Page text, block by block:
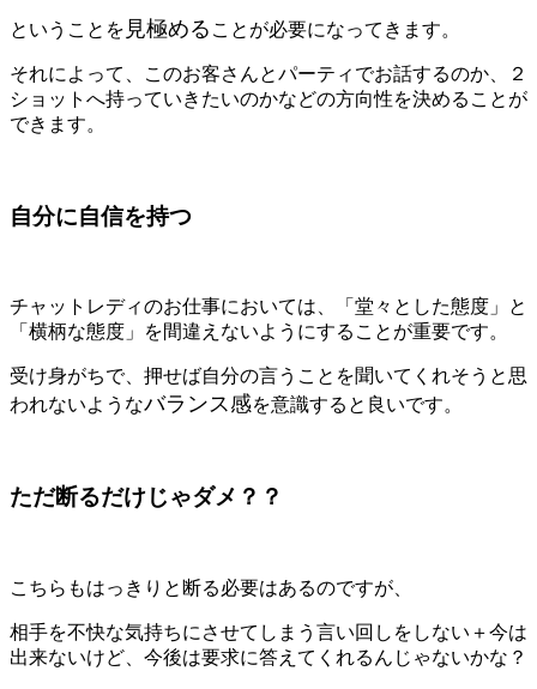
ということを 見極める ことが必要になってきます。
それによって、このお客さんとパーティでお話するのか、２
ショットへ持っていきたいのかなどの方向性を決めることが
できます。
自分に自信を持つ
チャットレディのお仕事においては、「堂々とした態度」と
「横柄な態度」を間違えないようにすることが重要です。
受け身がちで、押せば自分の言うことを聞いてくれそうと思
われないようなバランス感を意識すると良いです。
ただ断るだけじゃダメ？？
こちらもはっきりと断る必要はあるのですが、
相手を不快な気持ちにさせてしまう言い回しをしない＋今は
出来ないけど、今後は要求に答えてくれるんじゃないかな？